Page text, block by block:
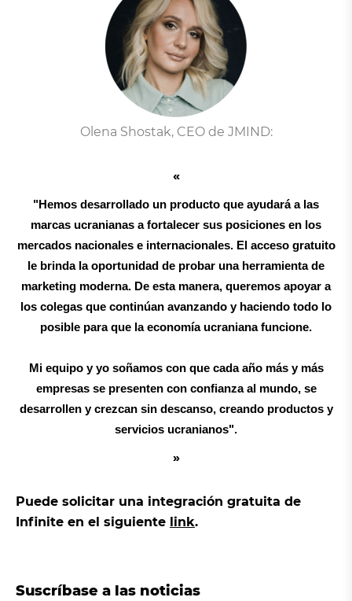
Olena Shostak, CEO de JMIND:
"Hemos desarrollado un producto que ayudará a las
marcas ucranianas a fortalecer sus posiciones en los
mercados nacionales e internacionales. El acceso gratuito
le brinda la oportunidad de probar una herramienta de
marketing moderna. De esta manera, queremos apoyar a
los colegas que continúan avanzando y haciendo todo lo
posible para que la economía ucraniana funcione.
Mi equipo y yo soñamos con que cada año más y más
empresas se presenten con confianza al mundo, se
desarrollen y crezcan sin descanso, creando productos y
servicios ucranianos".
Puede solicitar una integración gratuita de
Infinite en el siguiente link.
Suscríbase a las noticias